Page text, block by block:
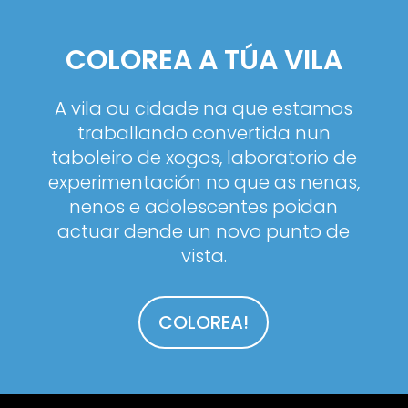
COLOREA A TÚA VILA
A vila ou cidade na que estamos
traballando convertida nun
taboleiro de xogos, laboratorio de
experimentación no que as nenas,
nenos e adolescentes poidan
actuar dende un novo punto de
vista.
COLOREA!